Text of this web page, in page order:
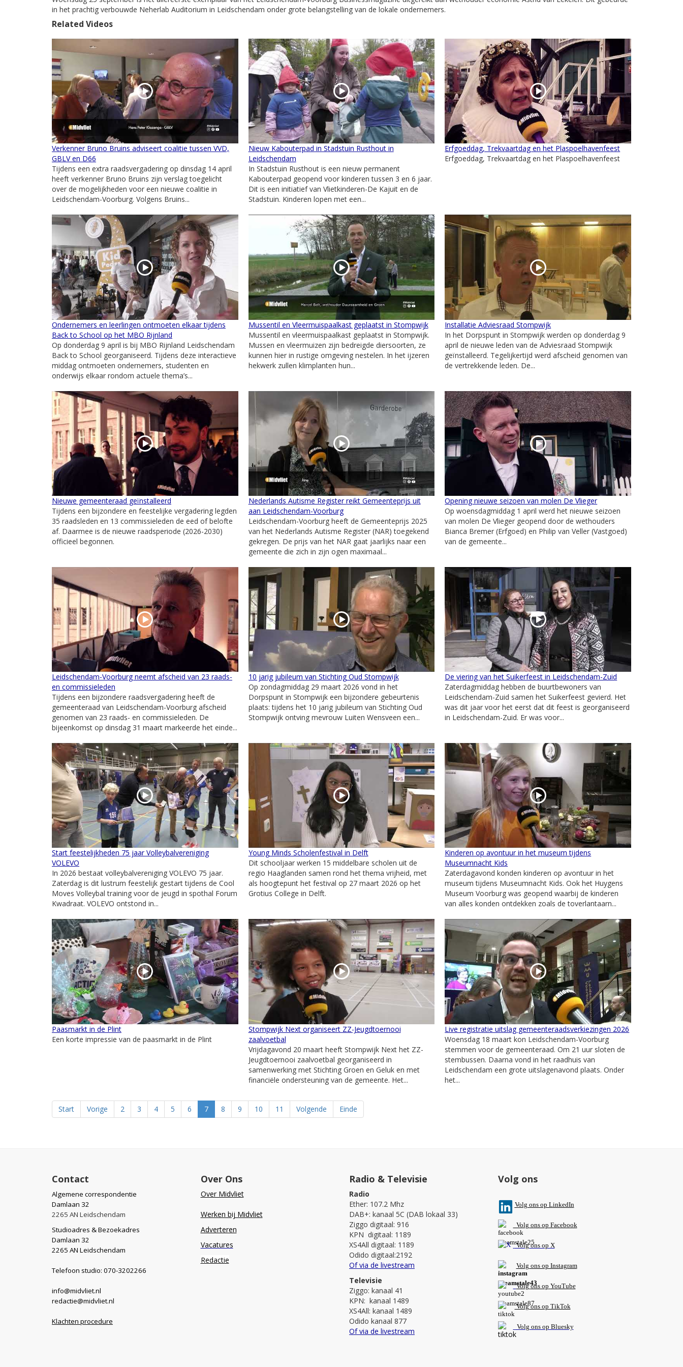
in het prachtig verbouwde Neherlab Auditorium in Leidschendam onder grote belangstelling van de lokale ondernemers.
Related Videos
Verkenner Bruno Bruins adviseert coalitie tussen VVD,
GBLV en D66
Tijdens een extra raadsvergadering op dinsdag 14 april
heeft verkenner Bruno Bruins zijn verslag toegelicht
over de mogelijkheden voor een nieuwe coalitie in
Leidschendam-Voorburg. Volgens Bruins...
Nieuw Kabouterpad in Stadstuin Rusthout in
Leidschendam
In Stadstuin Rusthout is een nieuw permanent
Kabouterpad geopend voor kinderen tussen 3 en 6 jaar.
Dit is een initiatief van Vlietkinderen-De Kajuit en de
Stadstuin. Kinderen lopen met een...
Erfgoeddag, Trekvaartdag en het Plaspoelhavenfeest
Erfgoeddag, Trekvaartdag en het Plaspoelhavenfeest
Ondernemers en leerlingen ontmoeten elkaar tijdens
Back to School op het MBO Rijnland
Op donderdag 9 april is bij MBO Rijnland Leidschendam
Back to School georganiseerd. Tijdens deze interactieve
middag ontmoeten ondernemers, studenten en
onderwijs elkaar rondom actuele thema’s...
Mussentil en Vleermuispaalkast geplaatst in Stompwijk
Mussentil en vleermuispaalkast geplaatst in Stompwijk.
Mussen en vleermuizen zijn bedreigde diersoorten, ze
kunnen hier in rustige omgeving nestelen. In het ijzeren
hekwerk zullen klimplanten hun...
Installatie Adviesraad Stompwijk
In het Dorpspunt in Stompwijk werden op donderdag 9
april de nieuwe leden van de Adviesraad Stompwijk
geïnstalleerd. Tegelijkertijd werd afscheid genomen van
de vertrekkende leden. De...
Nieuwe gemeenteraad geïnstalleerd
Tijdens een bijzondere en feestelijke vergadering legden
35 raadsleden en 13 commissieleden de eed of belofte
af. Daarmee is de nieuwe raadsperiode (2026-2030)
officieel begonnen.
Nederlands Autisme Register reikt Gemeenteprijs uit
aan Leidschendam-Voorburg
Leidschendam-Voorburg heeft de Gemeenteprijs 2025
van het Nederlands Autisme Register (NAR) toegekend
gekregen. De prijs van het NAR gaat jaarlijks naar een
gemeente die zich in zijn ogen maximaal...
Opening nieuwe seizoen van molen De Vlieger
Op woensdagmiddag 1 april werd het nieuwe seizoen
van molen De Vlieger geopend door de wethouders
Bianca Bremer (Erfgoed) en Philip van Veller (Vastgoed)
van de gemeente...
Leidschendam-Voorburg neemt afscheid van 23 raads-
en commissieleden
Tijdens een bijzondere raadsvergadering heeft de
gemeenteraad van Leidschendam-Voorburg afscheid
genomen van 23 raads- en commissieleden. De
bijeenkomst op dinsdag 31 maart markeerde het einde...
10 jarig jubileum van Stichting Oud Stompwijk
Op zondagmiddag 29 maart 2026 vond in het
Dorpspunt in Stompwijk een bijzondere gebeurtenis
plaats: tijdens het 10 jarig jubileum van Stichting Oud
Stompwijk ontving mevrouw Luiten Wensveen een...
De viering van het Suikerfeest in Leidschendam-Zuid
Zaterdagmiddag hebben de buurtbewoners van
Leidschendam-Zuid samen het Suikerfeest gevierd. Het
was dit jaar voor het eerst dat dit feest is georganiseerd
in Leidschendam-Zuid. Er was voor...
Start feestelijkheden 75 jaar Volleybalvereniging
VOLEVO
In 2026 bestaat volleybalvereniging VOLEVO 75 jaar.
Zaterdag is dit lustrum feestelijk gestart tijdens de Cool
Moves Volleybal training voor de jeugd in spothal Forum
Kwadraat. VOLEVO ontstond in...
Young Minds Scholenfestival in Delft
Dit schooljaar werken 15 middelbare scholen uit de
regio Haaglanden samen rond het thema vrijheid, met
als hoogtepunt het festival op 27 maart 2026 op het
Grotius College in Delft.
Kinderen op avontuur in het museum tijdens
Museumnacht Kids
Zaterdagavond konden kinderen op avontuur in het
museum tijdens Museumnacht Kids. Ook het Huygens
Museum Voorburg was geopend waarbij de kinderen
van alles konden ontdekken zoals de toverlantaarn...
Paasmarkt in de Plint
Een korte impressie van de paasmarkt in de Plint
Stompwijk Next organiseert ZZ-Jeugdtoernooi
zaalvoetbal
Vrijdagavond 20 maart heeft Stompwijk Next het ZZ-
Jeugdtoernooi zaalvoetbal georganiseerd in
samenwerking met Stichting Groen en Geluk en met
financiële ondersteuning van de gemeente. Het...
Live registratie uitslag gemeenteraadsverkiezingen 2026
Woensdag 18 maart kon Leidschendam-Voorburg
stemmen voor de gemeenteraad. Om 21 uur sloten de
stembussen. Daarna vond in het raadhuis van
Leidschendam een grote uitslagenavond plaats. Onder
het...
Start Vorige 2 3 4 5 6 7 8 9 10 11 Volgende Einde
Contact
Algemene correspondentie
Damlaan 32
2265 AN Leidschendam
Studioadres & Bezoekadres
Damlaan 32
2265 AN Leidschendam
Telefoon studio: 070-3202266
info@midvliet.nl
redactie@midvliet.nl
Klachten procedure
Over Ons
Over Midvliet
Werken bij Midvliet
Adverteren
Vacatures
Redactie
Radio & Televisie
Radio
Ether: 107.2 Mhz
DAB+: kanaal 5C (DAB lokaal 33)
Ziggo digitaal: 916
KPN digitaal: 1189
XS4All digitaal: 1189
Odido digitaal:2192
Of via de livestream
Televisie
Ziggo: kanaal 41
KPN: kanaal 1489
XS4All: kanaal 1489
Odido kanaal 877
Of via de livestream
Volg ons
Volg ons op LinkedIn
Volg ons op Facebook
Volg ons op X
Volg ons op Instagram
Volgons op YouTube
Volg ons op TikTok
Volg ons op Bluesky